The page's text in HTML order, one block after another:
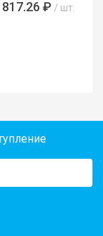
817.26 ₽ / шт.